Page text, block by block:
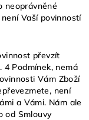
neoprávněné
Vaší povinností
převzít
4 Podmínek, nemá
Vám Zboží
není
a Vámi. Nám ale
od Smlouvy